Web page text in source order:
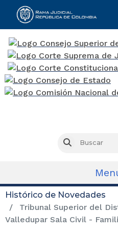
Buscar
Histórico de Novedades
Tribunal Superior del
Valledupar Sala Civil -